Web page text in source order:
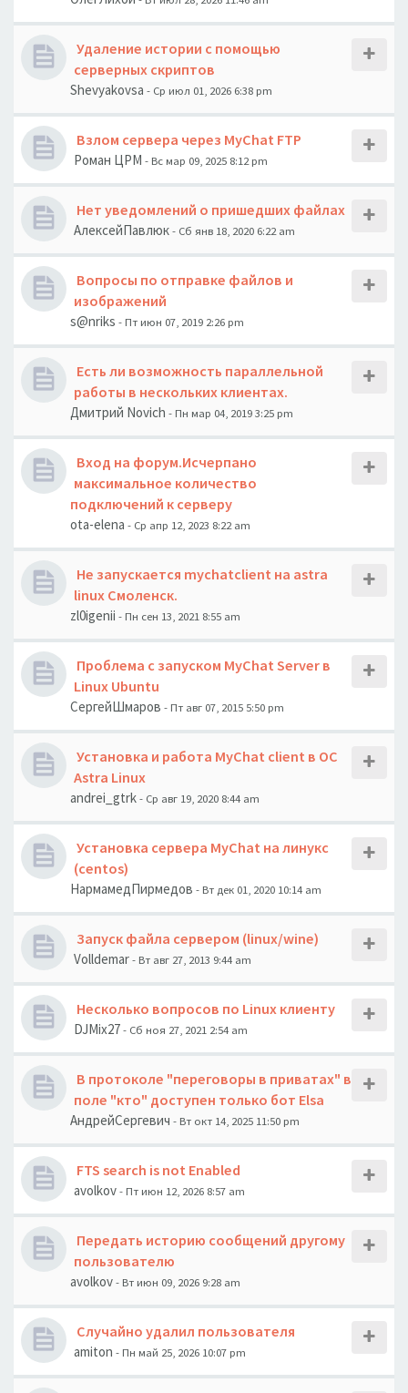
Удаление истории с помощью
серверных скриптов
Shevyakovsa - Ср июл 01, 2026 6:38 pm
Взлом сервера через MyChat FTP
Роман ЦРМ - Вс мар 09, 2025 8:12 pm
Нет уведомлений о пришедших файлах
АлексейПавлюк- Сб янв 18, 2020 6:22 am
Вопросы по отправке файлов и
изображений
s@nriks - Пт июн 07, 2019 2:26 pm
Есть ли возможность параллельной
работы в нескольких клиентах.
Дмитрий Novich - Пн мар 04, 2019 3:25 pm
Вход на форум.Исчерпано
максимальное количество
подключений к серверу
ota-elena - Ср апр 12, 2023 8:22 am
Не запускается mychatclient на astra
linux Смоленск.
zl0igenii - Пн сен 13, 2021 8:55 am
Проблема с запуском MyChat Server в
Linux Ubuntu
СергейШмаров - Пт авг 07, 2015 5:50 pm
Установка и работа MyChat client в OC
Astra Linux
andrei_gtrk- Ср авг 19, 2020 8:44 am
Установка сервера MyChat на линукс
(centos)
НармамедПирмедов - Вт дек 01, 2020 10:14 am
Запуск файла сервером (linux/wine)
Volldemar- Вт авг 27, 2013 9:44 am
Несколько вопросов по Linux клиенту
DJMix27- Сб ноя 27, 2021 2:54 am
В протоколе "переговоры в приватах" в
поле "кто" доступен только бот Elsa
АндрейСергевич - Вт окт 14, 2025 11:50 pm
FTS search is not Enabled
avolkov- Пт июн 12, 2026 8:57 am
Передать историю сообщений другому
пользователю
avolkov- Вт июн 09, 2026 9:28 am
Случайно удалил пользователя
amiton - Пн май 25, 2026 10:07 pm